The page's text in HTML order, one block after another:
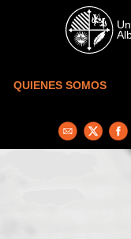
Skip to main content
QUIENES SOMOS